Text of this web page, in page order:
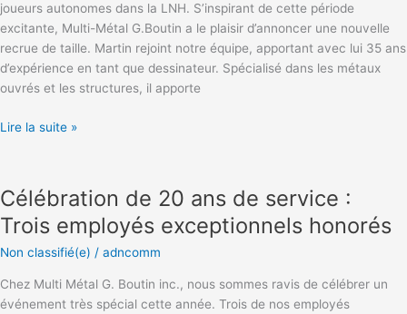
joueurs autonomes dans la LNH. S’inspirant de cette période
excitante, Multi-Métal G.Boutin a le plaisir d’annoncer une nouvelle
recrue de taille. Martin rejoint notre équipe, apportant avec lui 35 ans
d’expérience en tant que dessinateur. Spécialisé dans les métaux
ouvrés et les structures, il apporte
Lire la suite »
Célébration de 20 ans de service :
Trois employés exceptionnels honorés
Non classifié(e) / adncomm
Chez Multi Métal G. Boutin inc., nous sommes ravis de célébrer un
événement très spécial cette année. Trois de nos employés
20
ans
de
service
Trois